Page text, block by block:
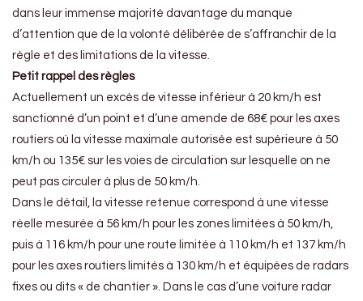
dans leur immense majorité davantage du manque
d’attention que de la volonté délibérée de s’affranchir de la
règle et des limitations de la vitesse.
Petit rappel des règles
Actuellement un excès de vitesse inférieur à 20 km/h est
sanctionné d’un point et d’une amende de 68€ pour les axes
routiers où la vitesse maximale autorisée est supérieure à 50
km/h ou 135€ sur les voies de circulation sur lesquelle on ne
peut pas circuler à plus de 50 km/h.
Dans le détail, la vitesse retenue correspond à une vitesse
réelle mesurée à 56 km/h pour les zones limitées à 50 km/h,
puis à 116 km/h pour une route limitée à 110 km/h et 137 km/h
pour les axes routiers limités à 130 km/h et équipées de radars
fixes ou dits « de chantier ». Dans le cas d’une voiture radar